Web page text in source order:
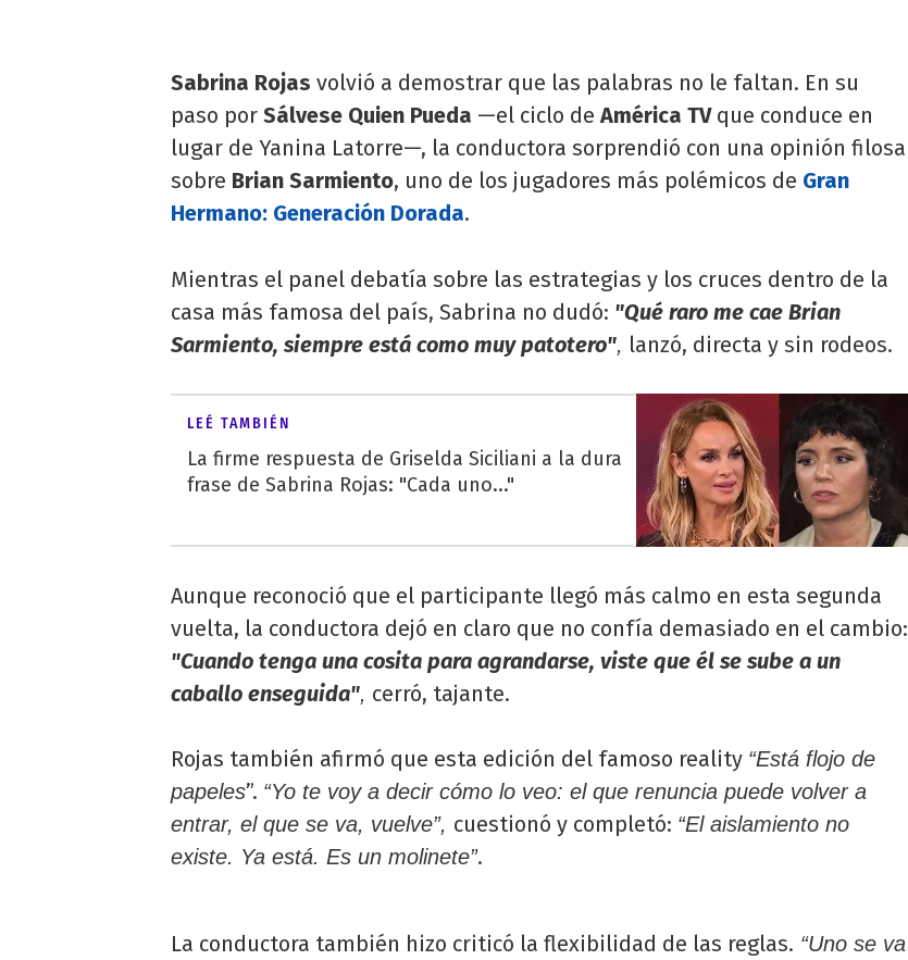
Sabrina Rojas volvió a demostrar que las palabras no le faltan. En su
paso por Sálvese Quien Pueda —el ciclo deAmérica TV que conduce en
lugar de Yanina Latorre—, la conductora sorprendió con una opinión filosa
sobre Brian Sarmiento, uno de los jugadores más polémicos de Gran
Hermano: Generación Dorada.
Mientras el panel debatía sobre las estrategias y los cruces dentro de la
casa más famosa del país, Sabrina no dudó: "Qué raro me cae Brian
Sarmiento, siempre está como muy patotero", lanzó, directa y sin rodeos.
LEÉ TAMBIÉN
La firme respuesta de Griselda Siciliani a la dura
frase de Sabrina Rojas: "Cada uno..."
Aunque reconoció que el participante llegó más calmo en esta segunda
vuelta, la conductora dejó en claro que no confía demasiado en el cambio:
"Cuando tenga una cosita para agrandarse, viste que él se sube a un
caballo enseguida", cerró, tajante.
Rojas también afirmó que esta edición del famoso reality “Está flojo de
papeles”. “Yo te voy a decir cómo lo veo: el que renuncia puede volver a
entrar, el que se va, vuelve”, cuestionó y completó: “El aislamiento no
existe. Ya está. Es un molinete”.
La conductora también hizo criticó la flexibilidad de las reglas. “Uno se va